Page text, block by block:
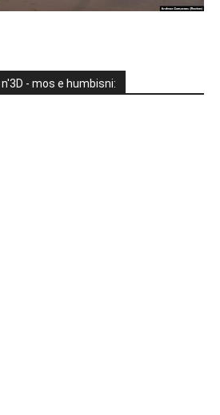
- mos e humbisni: